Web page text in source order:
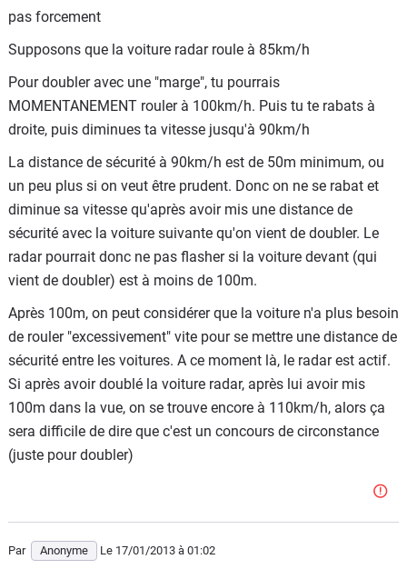
moins et 45 euros d'amende lorsque cela vous arrivera. Ça
radars.
pas forcement
Supposons que la voiture radar roule à 85km/h
Pour doubler avec une "marge", tu pourrais
MOMENTANEMENT rouler à 100km/h. Puis tu te rabats à
droite, puis diminues ta vitesse jusqu'à 90km/h
La distance de sécurité à 90km/h est de 50m minimum, ou
un peu plus si on veut être prudent. Donc on ne se rabat et
diminue sa vitesse qu'après avoir mis une distance de
sécurité avec la voiture suivante qu'on vient de doubler. Le
radar pourrait donc ne pas flasher si la voiture devant (qui
vient de doubler) est à moins de 100m.
Après 100m, on peut considérer que la voiture n'a plus besoin
de rouler "excessivement" vite pour se mettre une distance de
sécurité entre les voitures. A ce moment là, le radar est actif.
Si après avoir doublé la voiture radar, après lui avoir mis
100m dans la vue, on se trouve encore à 110km/h, alors ça
sera difficile de dire que c'est un concours de circonstance
(juste pour doubler)
Par Anonyme Le 17/01/2013 à 01:02